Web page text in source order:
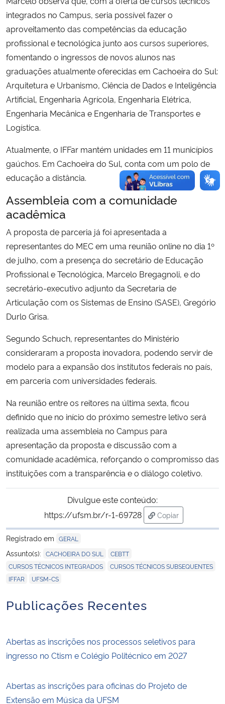
integrados no Campus, seria possível fazer o
aproveitamento das competências da educação
profissional e tecnológica junto aos cursos superiores,
fomentando o ingressos de novos alunos nas
graduações atualmente oferecidas em Cachoeira do Sul:
Arquitetura e Urbanismo, Ciência de Dados e Inteligência
Artificial, Engenharia Agrícola, Engenharia Elétrica,
Engenharia Mecânica e Engenharia de Transportes e
Logística.
Atualmente, o IFFar mantém unidades em 11 municípios
gaúchos. Em Cachoeira do Sul, conta com um polo de
educação a distância.
Assembleia com a comunidade
acadêmica
A proposta de parceria já foi apresentada a
representantes do MEC em uma reunião online no dia 1º
de julho, com a presença do secretário de Educação
Profissional e Tecnológica, Marcelo Bregagnoli, e do
secretário-executivo adjunto da Secretaria de
Articulação com os Sistemas de Ensino (SASE), Gregório
Durlo Grisa.
Segundo Schuch, representantes do Ministério
consideraram a proposta inovadora, podendo servir de
modelo para a expansão dos institutos federais no país,
em parceria com universidades federais.
Na reunião entre os reitores na última sexta, ficou
definido que no início do próximo semestre letivo será
realizada uma assembleia no Campus para
apresentação da proposta e discussão com a
comunidade acadêmica, reforçando o compromisso das
instituições com a transparência e o diálogo coletivo.
Divulgue este conteúdo:
https://ufsm.br/r-1-69728
Copiar
para área de
Registrado em GERAL
Assunto(s): CACHOEIRA DO SUL CEBTT
CURSOS TÉCNICOS INTEGRADOS CURSOS TÉCNICOS SUBSEQUENTES
IFFAR UFSM-CS
Publicações Recentes
Abertas as inscrições nos processos seletivos para
ingresso no Ctism e Colégio Politécnico em 2027
Abertas as inscrições para oficinas do Projeto de
Extensão em Música da UFSM